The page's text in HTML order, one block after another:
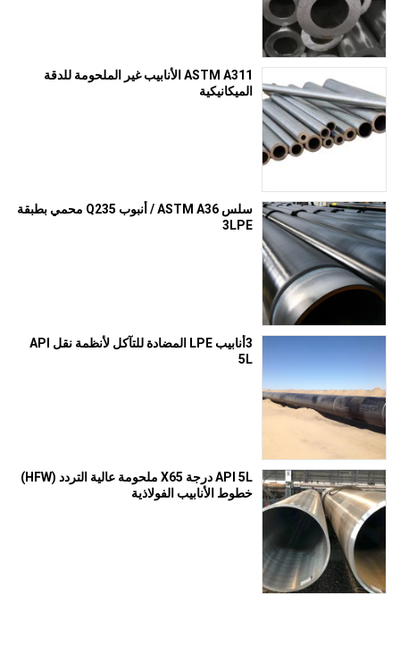
ASTM A311 الأنابيب غير الملحومة للدقة
الميكانيكية
سلس ASTM A36 / أنبوب Q235 محمي بطبقة
3LPE
3أنابيب LPE المضادة للتآكل لأنظمة نقل API
5L
API 5L درجة X65 ملحومة عالية التردد (HFW)
خطوط الأنابيب الفولاذية